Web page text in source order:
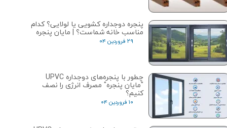
پنجره دوجداره کشویی یا لولایی؟ کدام
مناسب خانه شماست؟ | مایان پنجره
۲۹ فروردین ۰۴
چطور با پنجره‌های دوجداره UPVC
"مایان پنجره" مصرف انرژی را نصف
کنیم؟
۱۰ فروردین ۰۴